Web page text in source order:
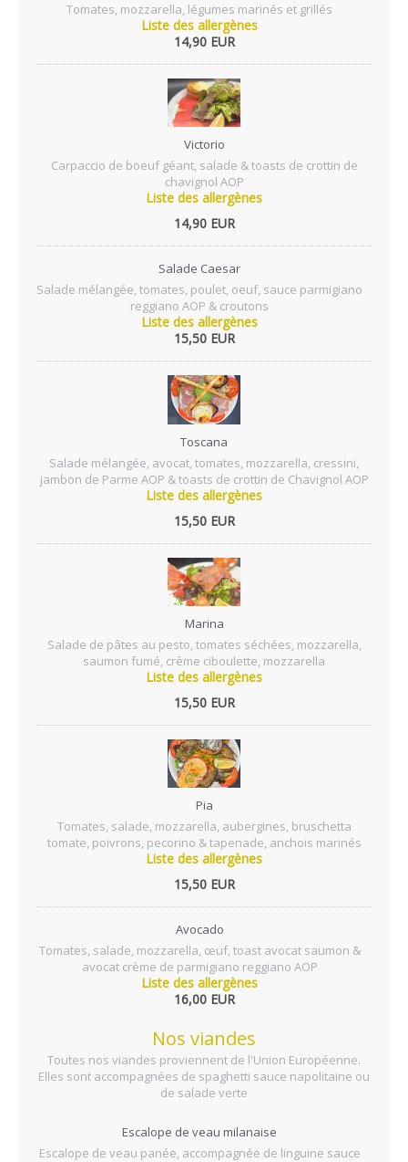
Tomates, mozzarella, légumes marinés et grillés
Liste des allergènes
14,90 EUR
Victorio
Carpaccio de boeuf géant, salade & toasts de crottin de
chavignol AOP
Liste des allergènes
14,90 EUR
Salade Caesar
Salade mélangée, tomates, poulet, oeuf, sauce parmigiano
reggiano AOP & croutons
Liste des allergènes
15,50 EUR
Toscana
Salade mélangée, avocat, tomates, mozzarella, cressini,
jambon de Parme AOP & toasts de crottin de Chavignol AOP
Liste des allergènes
15,50 EUR
Marina
Salade de pâtes au pesto, tomates séchées, mozzarella,
saumon fumé, crème ciboulette, mozzarella
Liste des allergènes
15,50 EUR
Pia
Tomates, salade, mozzarella, aubergines, bruschetta
tomate, poivrons, pecorino & tapenade, anchois marinés
Liste des allergènes
15,50 EUR
Avocado
Tomates, salade, mozzarella, œuf, toast avocat saumon &
avocat crème de parmigiano reggiano AOP
Liste des allergènes
16,00 EUR
Nos viandes
Toutes nos viandes proviennent de l'Union Européenne.
Elles sont accompagnées de spaghetti sauce napolitaine ou
de salade verte
Escalope de veau milanaise
Escalope de veau panée, accompagnée de linguine sauce